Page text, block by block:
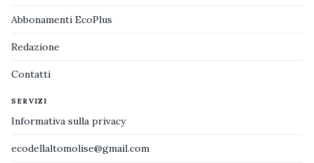
Abbonamenti EcoPlus
Redazione
Contatti
SERVIZI
Informativa sulla privacy
ecodellaltomolise@gmail.com